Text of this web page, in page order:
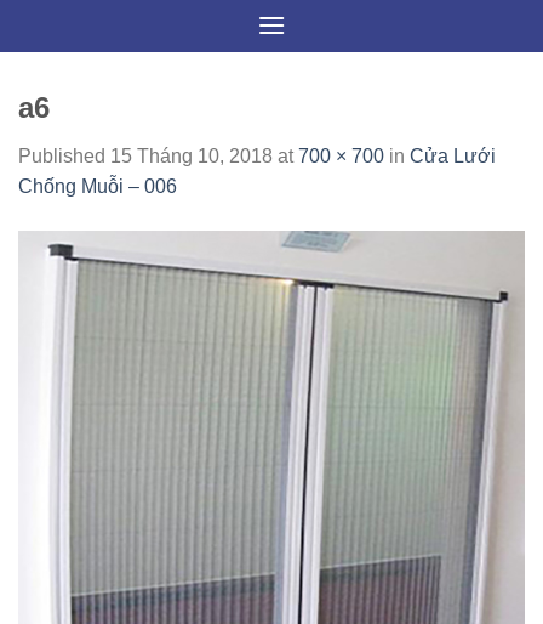
a6
Published 15 Tháng 10, 2018 at700 × 700 in Cửa Lưới
Chống Muỗi – 006